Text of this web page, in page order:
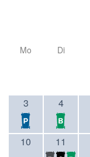
Mo Di
3 4
10 11